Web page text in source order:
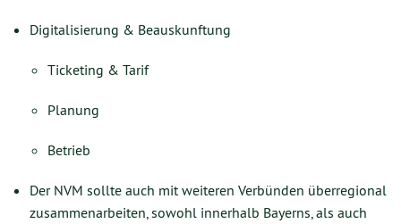
Digitalisierung & Beauskunftung
Ticketing & Tarif
Planung
Betrieb
Der NVM sollte auch mit weiteren Verbünden überregional
zusammenarbeiten, sowohl innerhalb Bayerns, als auch